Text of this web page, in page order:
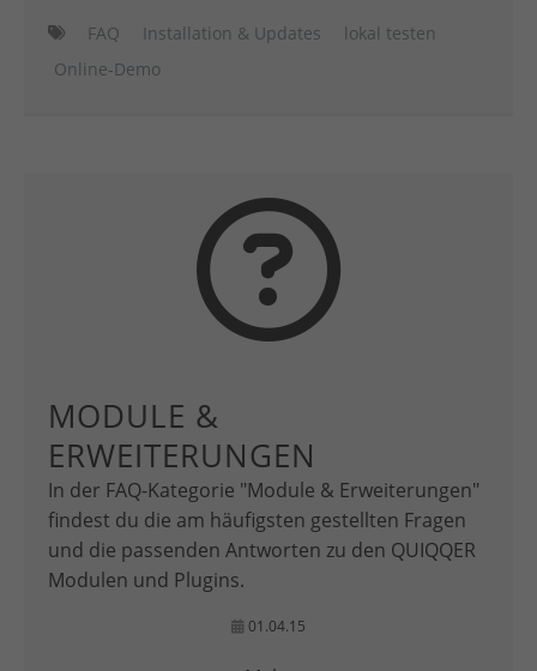
FAQ Installation & Updates
lokal testen
Online-Demo
MODULE &
ERWEITERUNGEN
In der FAQ-Kategorie "Module & Erweiterungen"
findest du die am häufigsten gestellten Fragen
und die passenden Antworten zu den QUIQQER
Modulen und Plugins.
01.04.15